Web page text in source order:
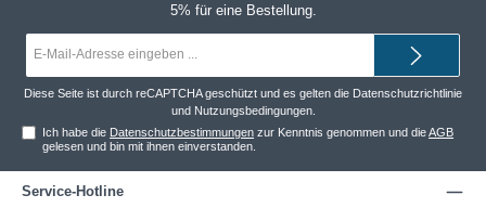
5% für eine Bestellung.
Diese Seite ist durch reCAPTCHA geschützt und es gelten die Datenschutzrichtlinie
und Nutzungsbedingungen.
Ich habe die Datenschutzbestimmungen zur Kenntnis genommen und dieAGB
gelesen und bin mit ihnen einverstanden.
Service-Hotline